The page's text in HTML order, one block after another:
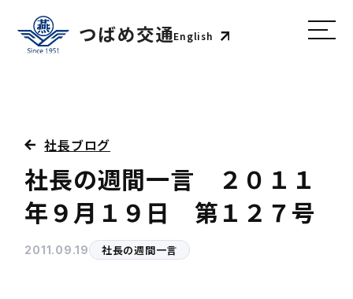
English
社長ブログ
社長の週間一言 ２０１１
年９月１９日 第１２７号
2011.09.19 社長の週間一言